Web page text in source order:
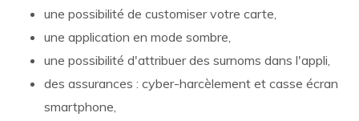
une possibilité de customiser votre carte,
une application en mode sombre,
une possibilité d'attribuer des surnoms dans l'appli,
des assurances : cyber-harcèlement et casse écran
smartphone,